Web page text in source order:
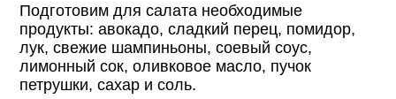
Подготовим для салата необходимые
продукты: авокадо, сладкий перец, помидор,
лук, свежие шампиньоны, соевый соус,
лимонный сок, оливковое масло, пучок
петрушки, сахар и соль.